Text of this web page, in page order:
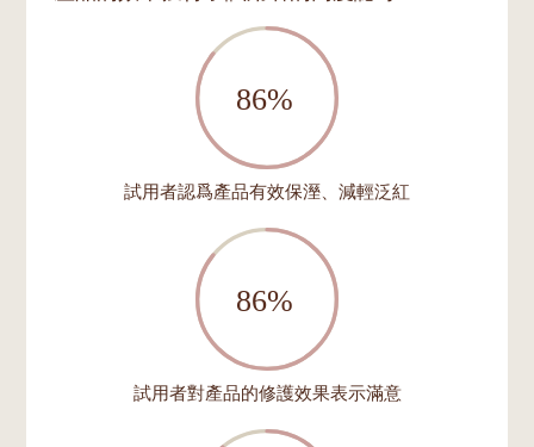
試用者認爲產品有效保溼、減輕泛紅
試用者對產品的修護效果表示滿意